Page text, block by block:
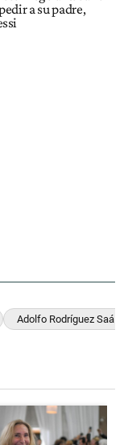
a su padre,
Adolfo Rodríguez Saá
despidió a Jorge
de tendencia